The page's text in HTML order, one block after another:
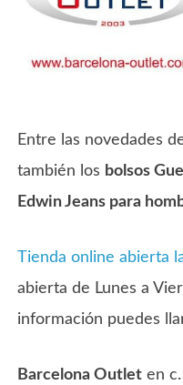
Entre las novedades
también los bolsos
Edwin Jeans para
Tienda online abierta
abierta de Lunes a
información puedes
Barcelona Outlet en